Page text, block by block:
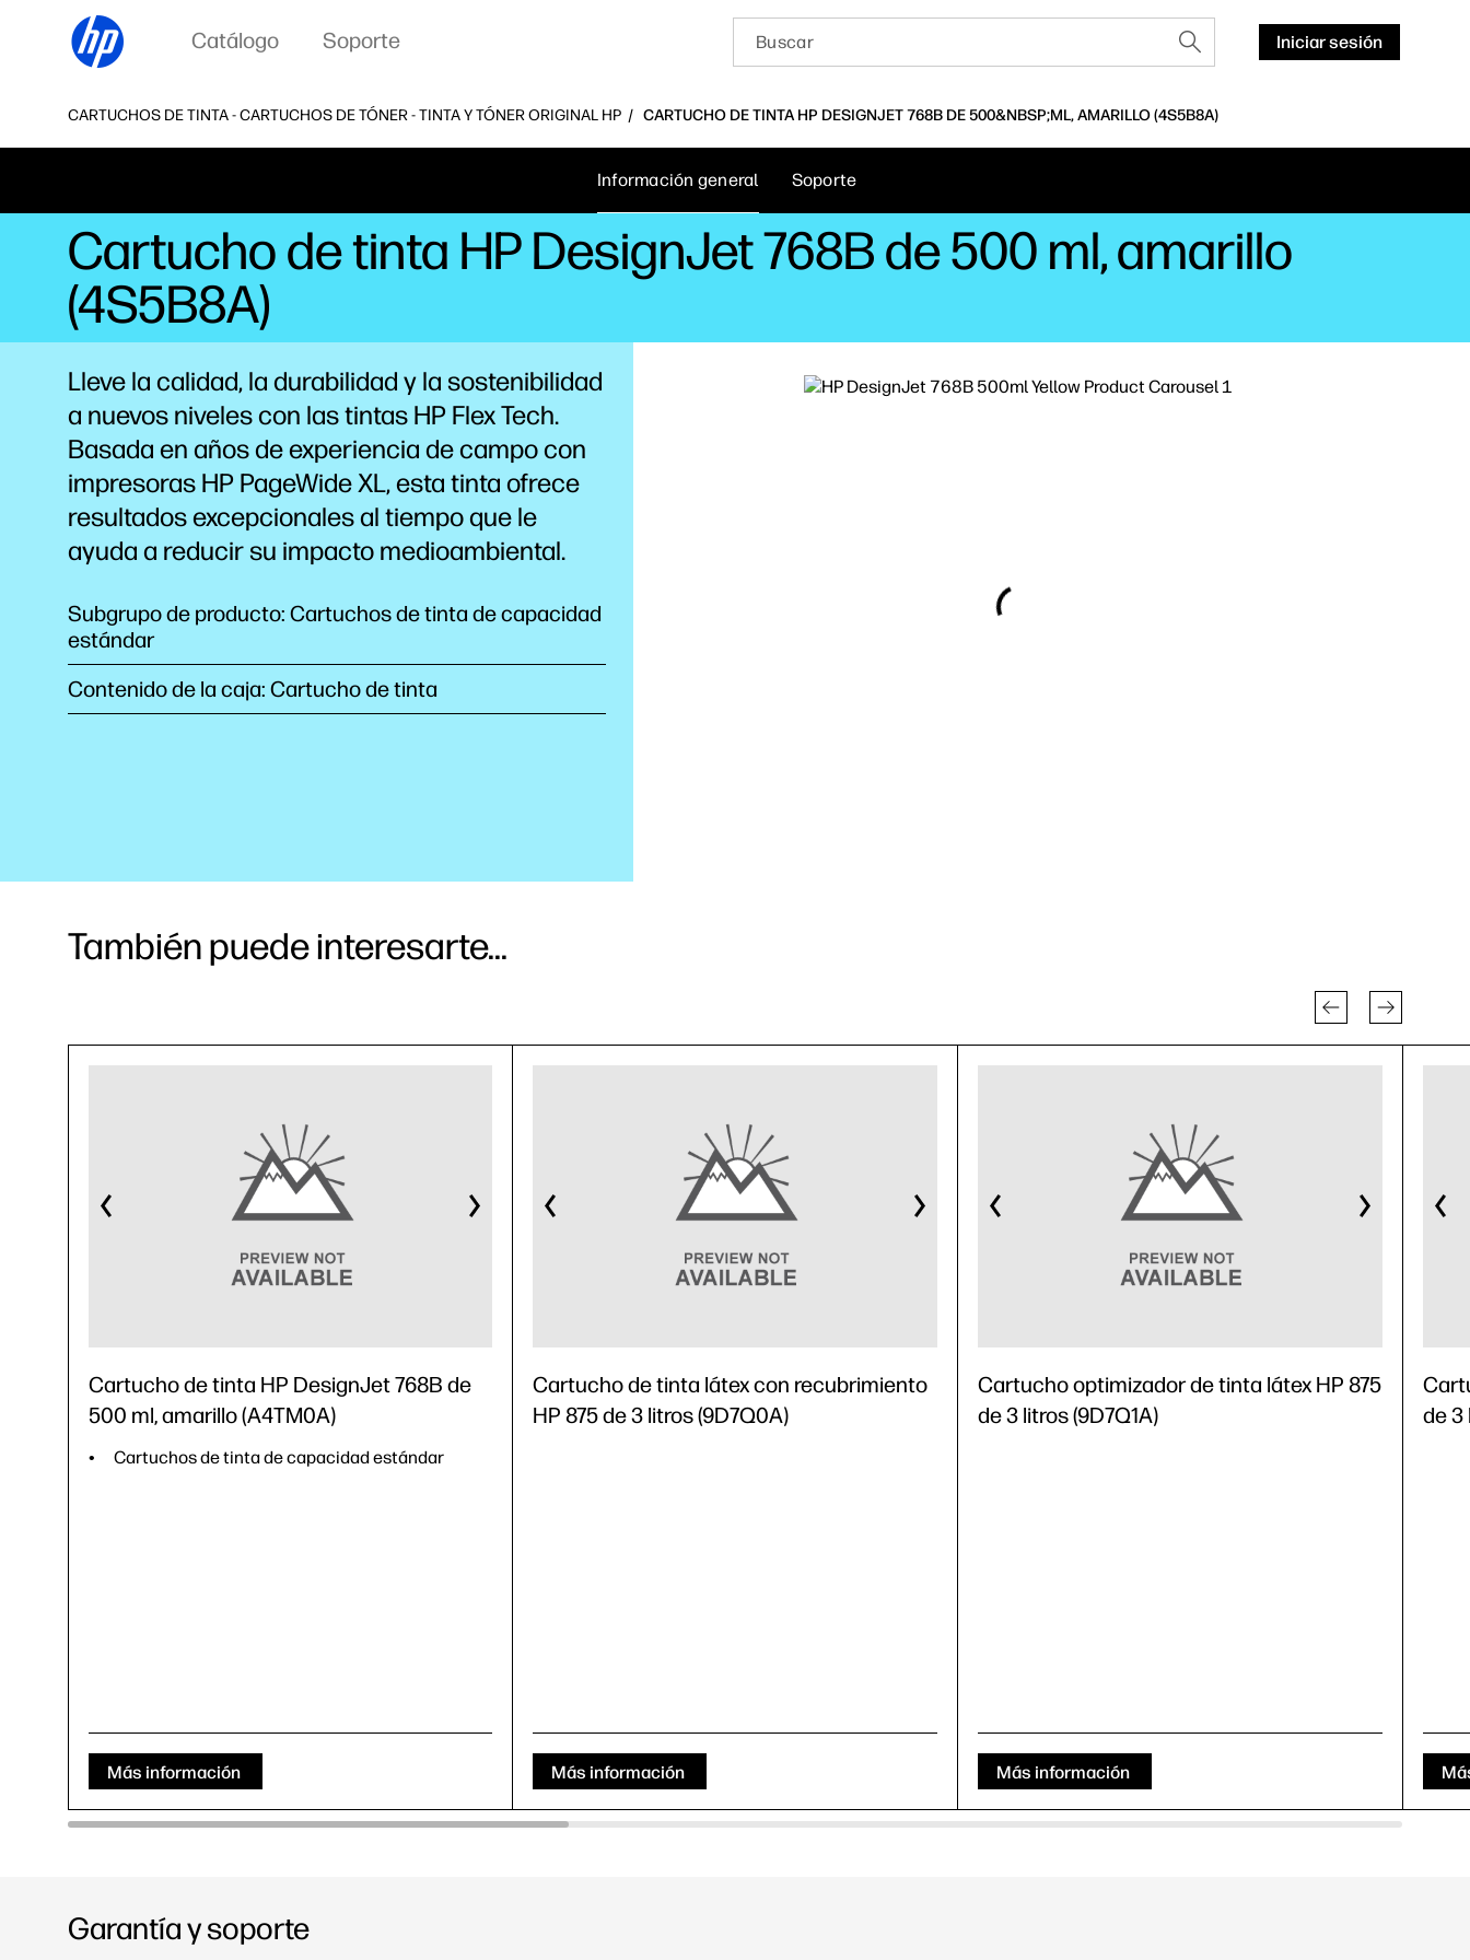
Catálogo Soporte Iniciar sesión
CARTUCHOS DE TINTA - CARTUCHOS DE TÓNER - TINTA Y TÓNER ORIGINAL HP CARTUCHO DE TINTA HP DESIGNJET 768B DE 500&NBSP;ML, AMARILLO (4S5B8A)
Información general Soporte
Cartucho de tinta HP DesignJet 768B de 500 ml, amarillo
(4S5B8A)
Lleve la calidad, la durabilidad y la sostenibilidad
a nuevos niveles con las tintas HP Flex Tech.
Basada en años de experiencia de campo con
impresoras HP PageWide XL, esta tinta ofrece
resultados excepcionales al tiempo que le
ayuda a reducir su impacto medioambiental.
Subgrupo de producto: Cartuchos de tinta de capacidad
estándar
Contenido de la caja: Cartucho de tinta
También puede interesarte...
Cartucho de tinta HP DesignJet 768B de
500 ml, amarillo (A4TM0A)
Cartuchos de tinta de capacidad estándar
Más información
Cartucho de tinta látex con recubrimiento
HP 875 de 3 litros (9D7Q0A)
Más información
Cartucho optimizador de tinta látex HP 875
de 3 litros (9D7Q1A)
Más información
de 3
Garantía y soporte